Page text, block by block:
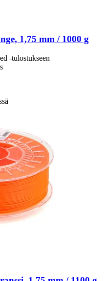
1,75 mm / 1000 g
-tulostukseen